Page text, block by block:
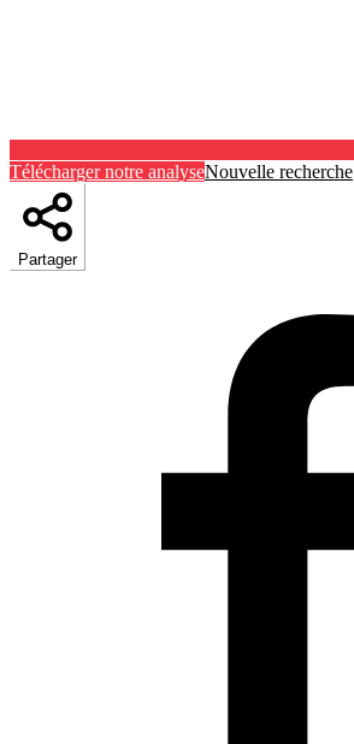
Télécharger notre analyseNouvelle recherche
Partager